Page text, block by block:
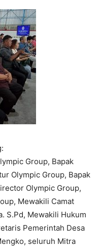
Group, Bapak
Olympic Group, Bapak
Olympic Group,
Mewakili Camat
S.Pd, Mewakili Hukum
Pemerintah Desa
seluruh Mitra